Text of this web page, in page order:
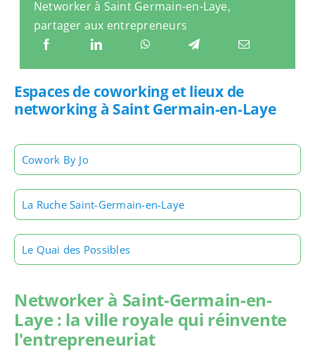
Networker à Saint Germain-en-Laye,
partager aux entrepreneurs
Espaces de coworking et lieux de
networking à Saint Germain-en-Laye
Cowork By Jo
La Ruche Saint-Germain-en-Laye
Le Quai des Possibles
Networker à Saint-Germain-en-
Laye : la ville royale qui réinvente
l'entrepreneuriat